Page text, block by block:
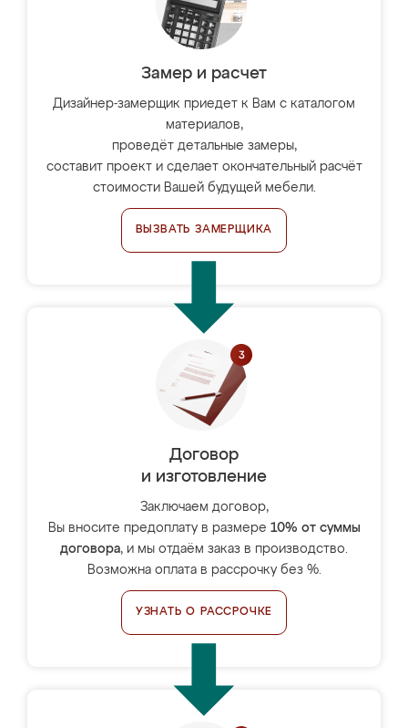
Замер и расчет
Дизайнер-замерщик приедет к Вам с каталогом
материалов,
проведёт детальные замеры,
составит проект и сделает окончательный расчёт
стоимости Вашей будущей мебели.
ВЫЗВАТЬ ЗАМЕРЩИКА
Договор
и изготовление
Заключаем договор,
Вы вносите предоплату в размере 10% от суммы
договора, и мы отдаём заказ в производство.
Возможна оплата в рассрочку без %.
УЗНАТЬ О РАССРОЧКЕ